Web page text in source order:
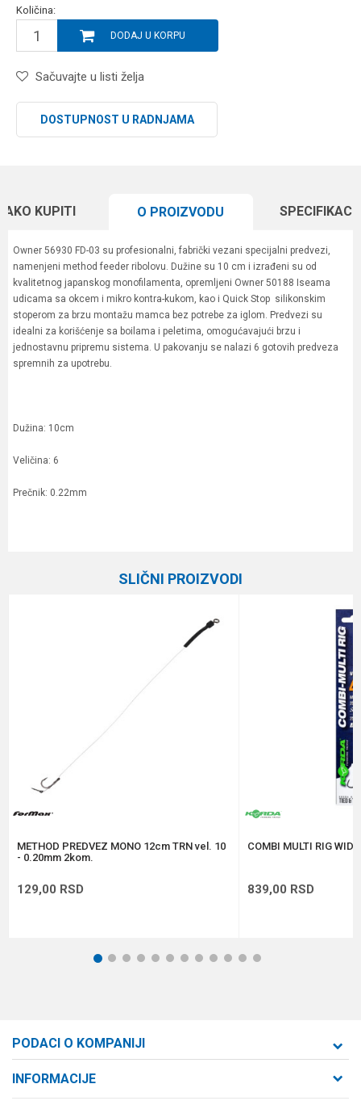
Količina:
DODAJ U KORPU
Sačuvajte u listi želja
DOSTUPNOST U RADNJAMA
KUPITI O PROIZVODU
Owner 56930 FD-03 su profesionalni, fabrički vezani specijalni predvezi,
namenjeni method feeder ribolovu. Dužine su 10 cm i izrađeni su od
kvalitetnog japanskog monofilamenta, opremljeni Owner 50188 Iseama
udicama sa okcem i mikro kontra-kukom, kao i Quick Stop silikonskim
stoperom za brzu montažu mamca bez potrebe za iglom. Predvezi su
idealni za korišćenje sa boilama i peletima, omogućavajući brzu i
jednostavnu pripremu sistema. U pakovanju se nalazi 6 gotovih predveza
spremnih za upotrebu.
Dužina: 10cm
Veličina: 6
Prečnik: 0.22mm
Anti-spam zaštita - izračunajte koliko je 2 + 3 :
POŠALJI
SLIČNI PROIZVODI
METHOD PREDVEZ MONO 12cm TRN vel. 10
- 0.20mm 2kom.
129,00 RSD
COMBI MULTI RIG
839,00 RSD
1 2 3 4 5 6 7 8 9 101112
PODACI O KOMPANIJI
INFORMACIJE